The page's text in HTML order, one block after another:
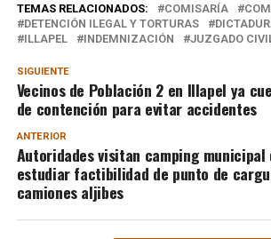
TEMAS RELACIONADOS: COMISARÍA
DETENCIÓN ILEGAL Y TORTURAS
ILLAPEL
INDEMNIZACIÓN JUZGADO
SIGUIENTE
Vecinos de Población 2 en Illapel ya
de contención para evitar accidentes
ANTERIOR
Autoridades visitan camping
estudiar factibilidad de punto de
camiones aljibes